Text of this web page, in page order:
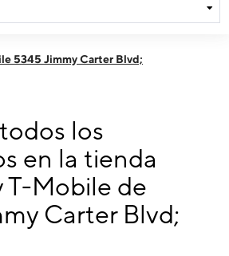
a 7:00 p. m.
a 8:00 p. m.
a 8:00 p. m.
a 8:00 p. m.
Suite F Norcross, GA 30093
5345 Jimmy Carter Blvd;
los
en la tienda
T-Mobile de
Carter Blvd;